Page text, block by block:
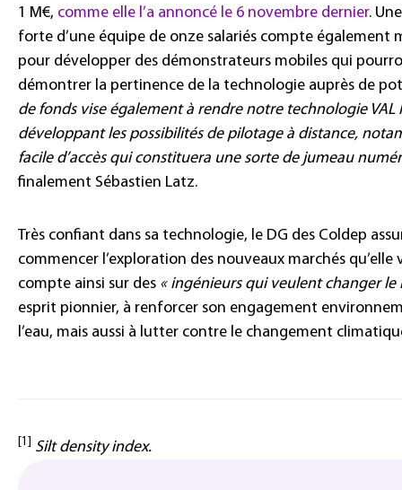
1 M€, comme elle l’a annoncé le 6 novembre dernier.
forte d’une équipe de onze salariés compte également
pour développer des démonstrateurs mobiles qui
démontrer la pertinence de la technologie auprès de
de fonds vise également à rendre notre technologie
développant les possibilités de pilotage à distance,
facile d’accès qui constituera une sorte de jumeau
finalement Sébastien Latz.
Très confiant dans sa technologie, le DG des Coldep
commencer l’exploration des nouveaux marchés
compte ainsi sur des « ingénieurs qui veulent changer le
esprit pionnier, à renforcer son engagement
l’eau, mais aussi à lutter contre le changement
[1] Silt density index.